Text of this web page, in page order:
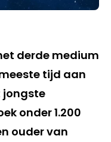
derde medium
tijd aan
jongste
onder 1.200
ouder van